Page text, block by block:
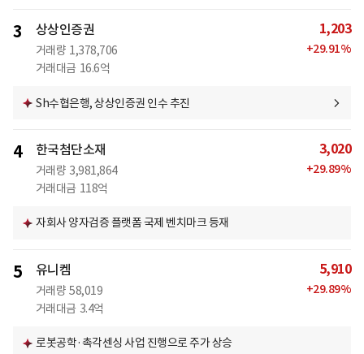
3 상상인증권
거래량 1,378,706
거래대금 16.6억
1,203
+29.91%
Sh수협은행, 상상인증권 인수 추진
4 한국첨단소재
거래량 3,981,864
거래대금 118억
3,020
+29.89%
자회사 양자검증 플랫폼 국제 벤치마크 등재
5 유니켐
거래량 58,019
거래대금 3.4억
5,910
+29.89%
로봇공학·촉각센싱 사업 진행으로 주가 상승